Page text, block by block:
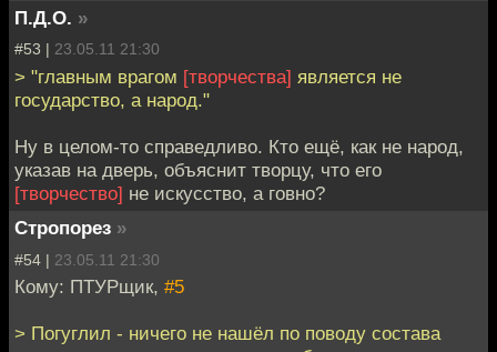
П.Д.О. »
#53 | 23.05.11 21:30
> "главным врагом [творчества] является не
государство, а народ."
Ну в целом-то справедливо. Кто ещё, как не народ,
указав на дверь, объяснит творцу, что его
[творчество] не искусство, а говно?
Стропорез »
#54 | 23.05.11 21:30
Кому: ПТУРщик, #5
> Погуглил - ничего не нашёл по поводу состава